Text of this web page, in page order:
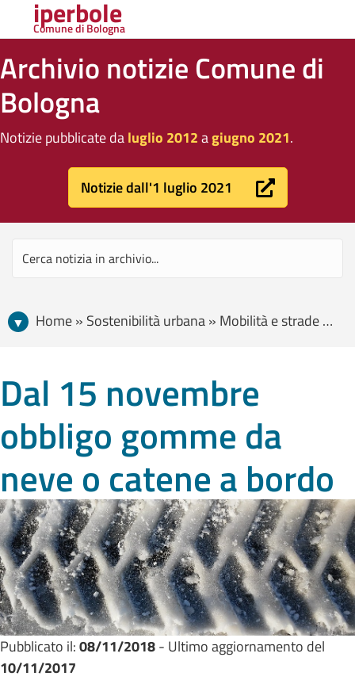
iperbole
Comune di Bologna
Archivio notizie Comune di
Bologna
Notizie pubblicate daluglio 2012agiugno 2021.
Notizie dall'1 luglio 2021
Home » Sostenibilità urbana » Mobilità e strade » Dal 15 novembre obbligo gomme da neve o catene a bordo
Dal 15 novembre
obbligo gomme da
neve o catene a bordo
Pubblicato il:08/11/2018- Ultimo aggiornamento del
10/11/2017